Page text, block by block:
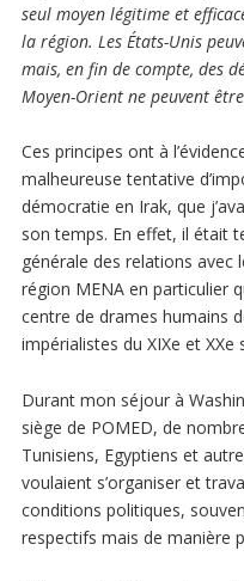
seul moyen légitime et
la région. Les États-Unis
mais, en fin de compte, des
Moyen-Orient ne peuvent
Ces principes ont à
malheureuse tentative
démocratie en Irak, que
son temps. En effet, il était
générale des relations avec
région MENA en particulier
centre de drames humains
impérialistes du XIXe et XXe
Durant mon séjour à
siège de POMED, de
Tunisiens, Egyptiens et
voulaient s’organiser et
conditions politiques,
respectifs mais de manière